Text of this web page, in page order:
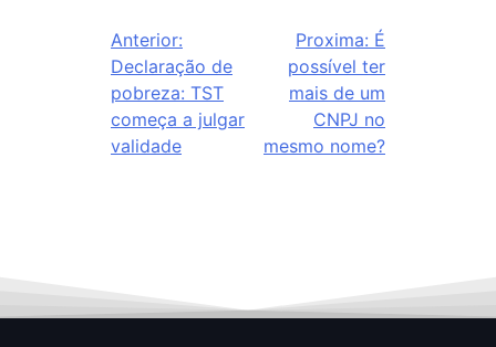
Anterior:
Declaração de
pobreza: TST
começa a julgar
validade
Proxima: É
possível ter
mais de um
CNPJ no
mesmo nome?